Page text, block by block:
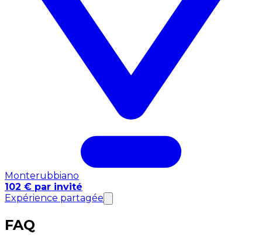
Monterubbiano
102 € par invité
Expérience partagée
FAQ